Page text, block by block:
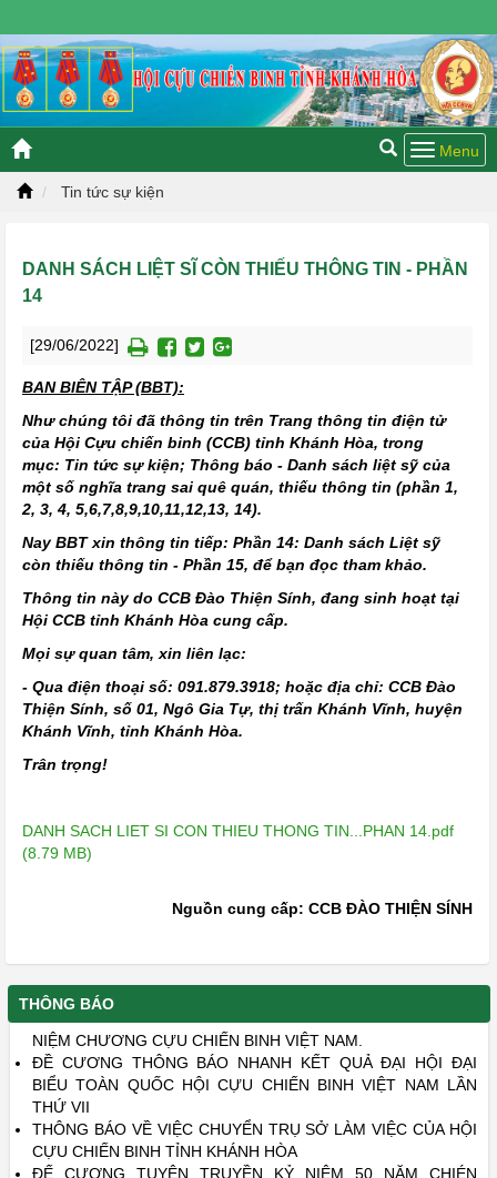
Chủ nhật, 09/08/2026 00:20 GMT+7
Tin tức sự kiện
DANH SÁCH LIỆT SĨ CÒN THIẾU THÔNG TIN - PHẦN
14
[29/06/2022]
BAN BIÊN TẬP (BBT):
Như chúng tôi đã thông tin trên Trang thông tin điện tử
của Hội Cựu chiến binh (CCB) tỉnh Khánh Hòa, trong
mục: Tin tức sự kiện; Thông báo - Danh sách liệt sỹ của
một số nghĩa trang sai quê quán, thiếu thông tin (phần 1,
2, 3, 4, 5,6,7,8,9,10,11,12,13, 14).
Nay BBT xin thông tin tiếp: Phần 14: Danh sách Liệt sỹ
còn thiếu thông tin - Phần 15, để bạn đọc tham khảo.
Thông tin này do CCB Đào Thiện Sính, đang sinh hoạt tại
Hội CCB tỉnh Khánh Hòa cung cấp.
Mọi sự quan tâm, xin liên lạc:
- Qua điện thoại số: 091.879.3918; hoặc địa chỉ: CCB Đào
Thiện Sính, số 01, Ngô Gia Tự, thị trấn Khánh Vĩnh, huyện
Khánh Vĩnh, tỉnh Khánh Hòa.
Trân trọng!
DANH SACH LIET SI CON THIEU THONG TIN...PHAN 14.pdf
(8.79 MB)
Nguồn cung cấp: CCB ĐÀO THIỆN SÍNH
THÔNG BÁO
MỘT SỐ NỘI DUNG CHÍNH TRONG XÉT, TRAO TẶNG KỶ
NIỆM CHƯƠNG CỰU CHIẾN BINH VIỆT NAM.
ĐỀ CƯƠNG THÔNG BÁO NHANH KẾT QUẢ ĐẠI HỘI ĐẠI
BIỂU TOÀN QUỐC HỘI CỰU CHIẾN BINH VIỆT NAM LẦN
THỨ VII
THÔNG BÁO VỀ VIỆC CHUYỂN TRỤ SỞ LÀM VIỆC CỦA HỘI
CỰU CHIẾN BINH TỈNH KHÁNH HÒA
ĐẾ CƯƠNG TUYÊN TRUYỀN KỶ NIỆM 50 NĂM CHIÉN